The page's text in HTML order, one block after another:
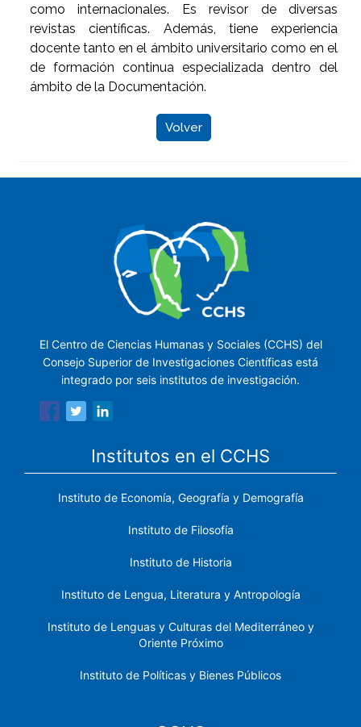
como internacionales. Es revisor de diversas
revistas científicas. Además, tiene experiencia
docente tanto en el ámbito universitario como en el
de formación continua especializada dentro del
ámbito de la Documentación.
Volver
El Centro de Ciencias Humanas y Sociales (CCHS) del
Consejo Superior de Investigaciones Científicas está
integrado por seis institutos de investigación.
Institutos en el CCHS
Instituto de Economía, Geografía y Demografía
Instituto de Filosofía
Instituto de Historia
Instituto de Lengua, Literatura y Antropología
Instituto de Lenguas y Culturas del Mediterráneo y
Oriente Próximo
Instituto de Políticas y Bienes Públicos